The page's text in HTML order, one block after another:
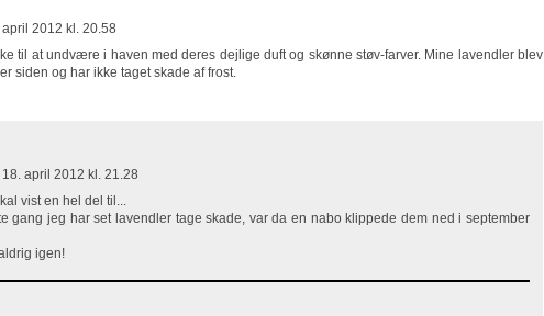
april 2012 kl. 20.58
til at undvære i haven med deres dejlige duft og skønne støv-farver. Mine lavendler blev
siden og har ikke taget skade af frost.
18. april 2012 kl. 21.28
vist en hel del til...
gang jeg har set lavendler tage skade, var da en nabo klippede dem ned i september
igen!